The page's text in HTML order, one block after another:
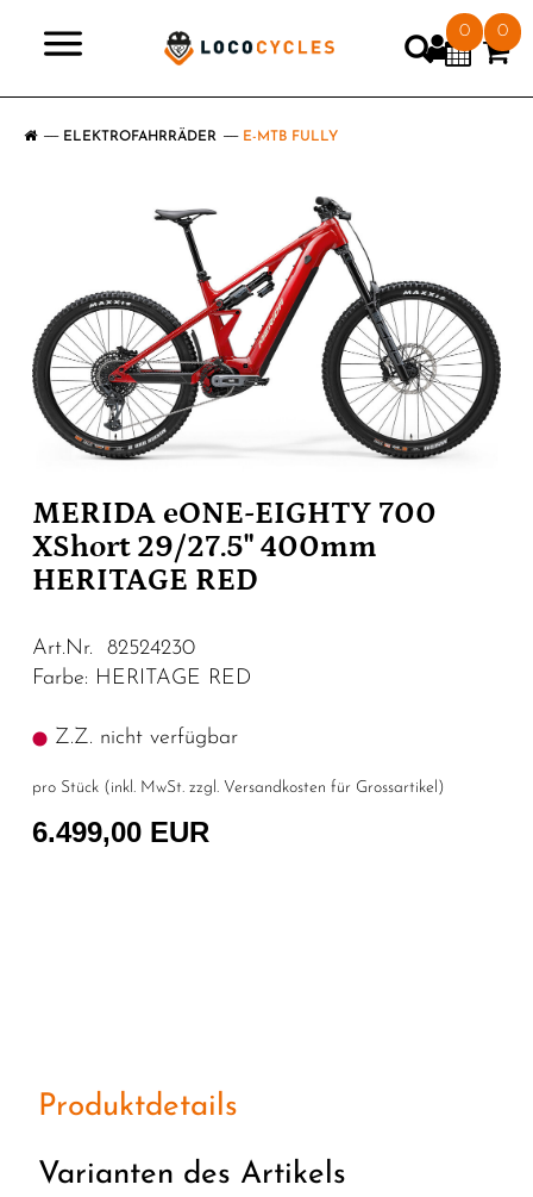
0 0
ELEKTROFAHRRÄDER E-MTB FULLY
MERIDA eONE-EIGHTY 700
XShort 29/27.5" 400mm
HERITAGE RED
Art.Nr. 82524230
Farbe: HERITAGE RED
Z.Z. nicht verfügbar
pro Stück (inkl. MwSt. zzgl. Versandkosten für Grossartikel )
6.499,00 EUR
Produktdetails
Varianten des Artikels